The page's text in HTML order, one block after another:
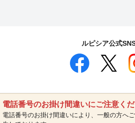
ルピシア公式
電話番号のお掛け間違いにご注意く
電話番号のお掛け間違いにより、一般の方へ